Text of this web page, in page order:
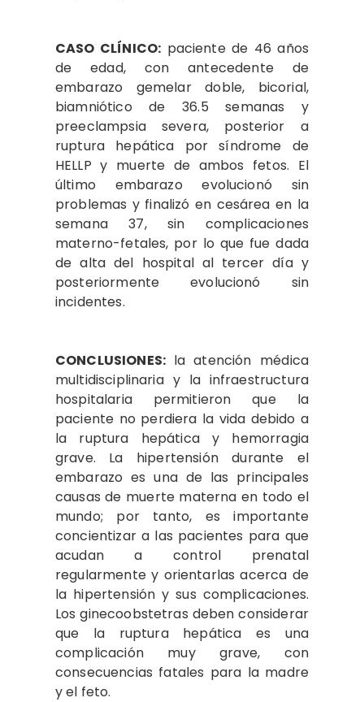
CASO CLÍNICO: paciente de 46 años
de edad, con antecedente de
embarazo gemelar doble, bicorial,
biamniótico de 36.5 semanas y
preeclampsia severa, posterior a
ruptura hepática por síndrome de
HELLP y muerte de ambos fetos. El
último embarazo evolucionó sin
problemas y finalizó en cesárea en la
semana 37, sin complicaciones
materno-fetales, por lo que fue dada
de alta del hospital al tercer día y
posteriormente evolucionó sin
incidentes.
CONCLUSIONES: la atención médica
multidisciplinaria y la infraestructura
hospitalaria permitieron que la
paciente no perdiera la vida debido a
la ruptura hepática y hemorragia
grave. La hipertensión durante el
embarazo es una de las principales
causas de muerte materna en todo el
mundo; por tanto, es importante
concientizar a las pacientes para que
acudan a control prenatal
regularmente y orientarlas acerca de
la hipertensión y sus complicaciones.
Los ginecoobstetras deben considerar
que la ruptura hepática es una
complicación muy grave, con
consecuencias fatales para la madre
y el feto.